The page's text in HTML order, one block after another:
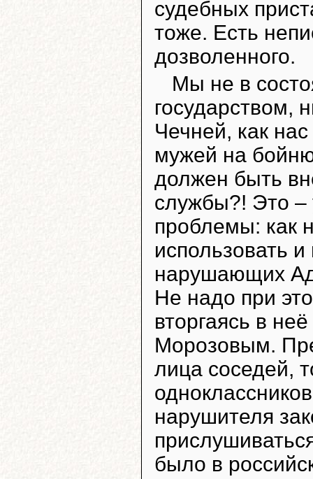
судебных
тоже. Есть
дозволенного.
Мы не в
государством,
Чечней, как
мужей на
должен быть
службы?! Это –
проблемы: как
использовать
нарушающих
Не надо при
вторгаясь в
Морозовым.
лица соседей,
нарушителя
было в